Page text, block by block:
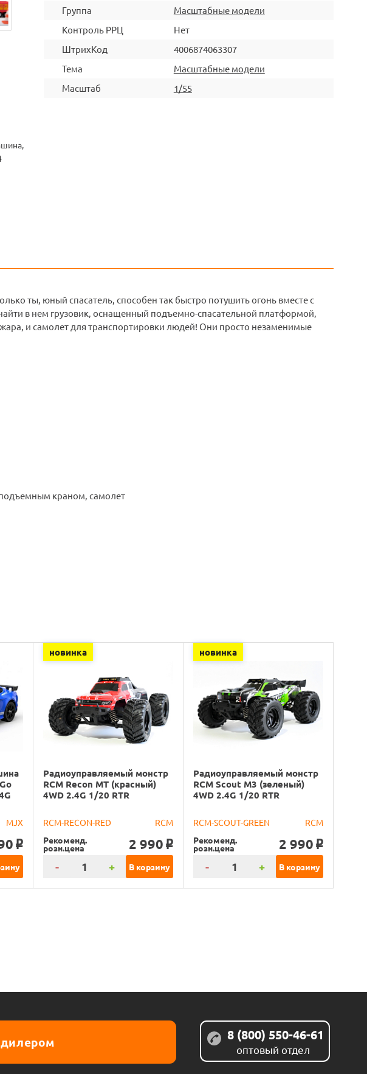
Группа
Масштабные модели
Контроль РРЦ
Нет
ШтрихКод
4006874063307
Тема
Масштабные модели
Масштаб
1/55
ты, юный спасатель, способен так быстро потушить огонь вместе с
в нем грузовик, оснащенный подъемно-спасательной платформой,
и самолет для транспортировки людей! Они просто незаменимые
краном, самолет
MJX
o
новинка
Радиоуправляемый монстр
RCM Recon MT (красный)
4WD 2.4G 1/20 RTR
RCM-RECON-RED
RCM
Рекоменд.
розн.цена 2 990 o
- + В корзину
новинка
Радиоуправляемый монстр
RCM Scout M3 (зеленый)
4WD 2.4G 1/20 RTR
RCM-SCOUT-GREEN
RCM
Рекоменд.
розн.цена 2 990 o
- + В корзину
8 (800) 550-46-61
оптовый отдел